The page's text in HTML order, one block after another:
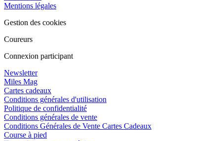
Mentions légales
Gestion des cookies
Coureurs
Connexion participant
Newsletter
Miles Mag
Cartes cadeaux
Conditions générales d'utilisation
Politique de confidentialité
Conditions générales de vente
Conditions Générales de Vente Cartes Cadeaux
Course à pied